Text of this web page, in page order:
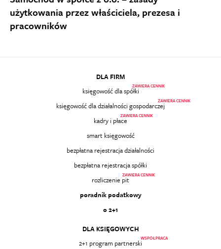
użytkowania przez właściciela, prezesa i
pracowników
DLA FIRM
księgowość dla spółki
ZAWIERA CENNIK
księgowość dla działalności gospodarczej
ZAWIERA CENNIK
kadry i płace
ZAWIERA CENNIK
smart księgowość
bezpłatna rejestracja działalności
bezpłatna rejestracja spółki
rozliczenie pit
ZAWIERA CENNIK
poradnik podatkowy
o 2+1
DLA KSIĘGOWYCH
2+1 program partnerski
WSPÓŁPRACA